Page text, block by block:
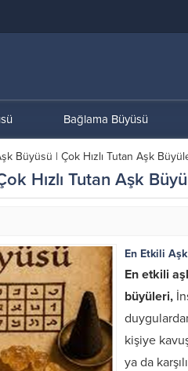
Bağlama Büyüsü
Büyüsü | Çok Hızlı Tutan Aşk
Hızlı Tutan Aşk
En Etkili
En etkili
büyüleri,
kişiye
ya da